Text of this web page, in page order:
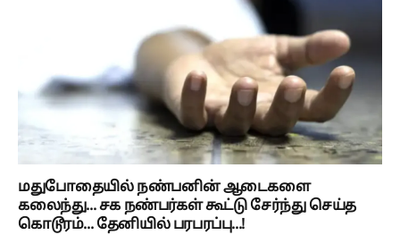
மதுபோதையில் நண்பனின் ஆடைகளை
கலைந்து... சக நண்பர்கள் கூட்டு சேர்ந்து செய்த
கொடூரம்... தேனியில் பரபரப்பு...!